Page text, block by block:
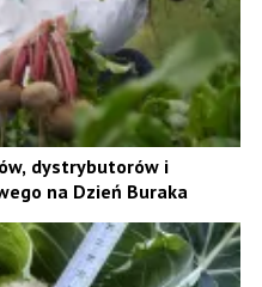
dystrybutorów i
na Dzień Buraka